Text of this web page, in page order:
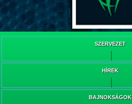
SZERVEZET
HÍREK
BAJNOKSÁGOK